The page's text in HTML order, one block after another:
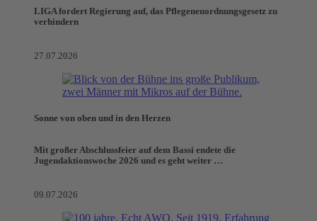
LIGA fordert Regierung auf, das Pflegeneuordnungsgesetz zu
verhindern
27.07.2026
Sonne von oben und in den Herzen
Mit großer Abschlussfeier auf dem Bassi endete die
Jugendaktionswoche 2026 und es geht weiter …
09.07.2026